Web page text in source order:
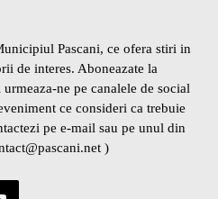
Pascani, ce ofera stiri in
de interes. Aboneazate la
ne pe canalele de social
ce consideri ca trebuie
pe e-mail sau pe unul din
)